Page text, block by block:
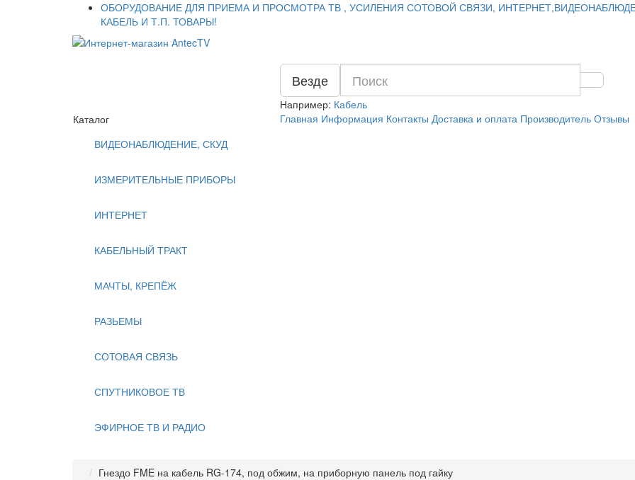
ОБОРУДОВАНИЕ ДЛЯ ПРИЕМА И ПРОСМОТРА ТВ , УСИЛЕНИЯ СОТОВОЙ СВЯЗИ,
КАБЕЛЬ И Т.П. ТОВАРЫ!
Везде
Например: Кабель
Главная Информация Контакты Доставка и оплата Производитель Отзывы
Каталог
ВИДЕОНАБЛЮДЕНИЕ, СКУД
ИЗМЕРИТЕЛЬНЫЕ ПРИБОРЫ
ИНТЕРНЕТ
КАБЕЛЬНЫЙ ТРАКТ
МАЧТЫ, КРЕПЁЖ
РАЗЬЕМЫ
СОТОВАЯ СВЯЗЬ
СПУТНИКОВОЕ ТВ
ЭФИРНОЕ ТВ И РАДИО
Гнездо FME на кабель RG-174, под обжим, на приборную панель под гайку